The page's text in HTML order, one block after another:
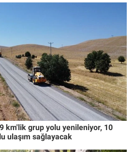
km'lik grup yolu yenileniyor, 10
ulaşım sağlayacak